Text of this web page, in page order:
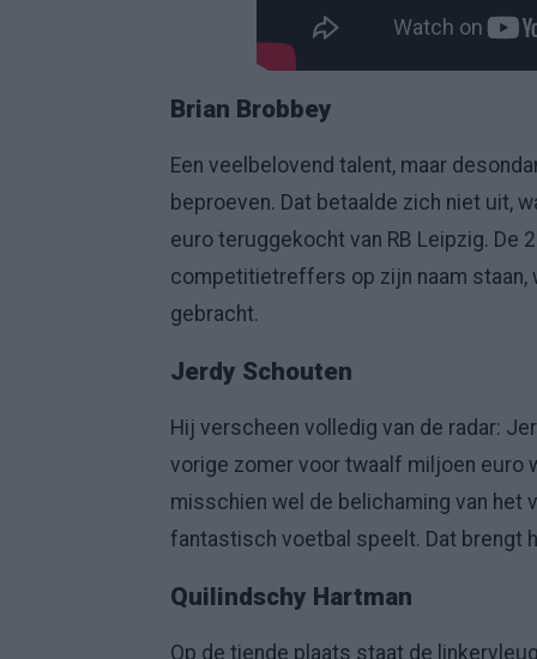
Brian Brobbey
Een veelbelovend talent, maar
beproeven. Dat betaalde zich niet uit,
euro teruggekocht van RB Leipzig. De
competitietreffers op zijn naam staan,
gebracht.
Jerdy Schouten
Hij verscheen volledig van de radar:
vorige zomer voor twaalf miljoen euro
misschien wel de belichaming van het
fantastisch voetbal speelt. Dat brengt
Quilindschy Hartman
Op de tiende plaats staat de